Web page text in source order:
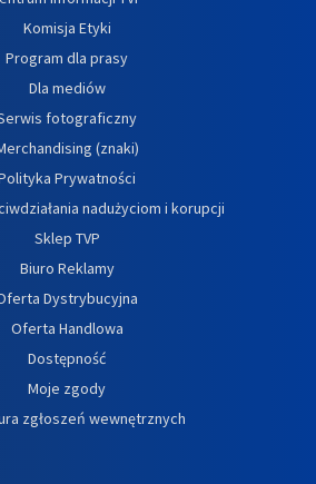
Komisja Etyki
Program dla prasy
Dla mediów
fotograficzny
(znaki)
Prywatności
nadużyciom i korupcji
Sklep TVP
Biuro Reklamy
Dystrybucyjna
Oferta Handlowa
Dostępność
Moje zgody
zgłoszeń wewnętrznych